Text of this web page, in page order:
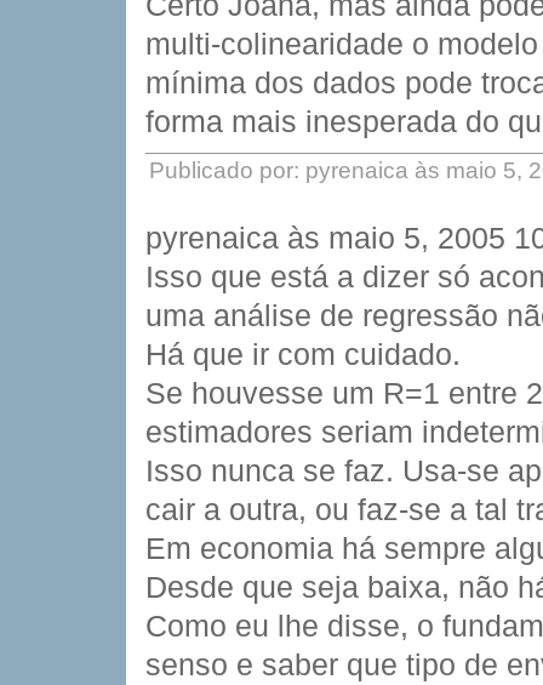
multi-colinearidade o
mínima dos dados pode
forma mais inesperada do
Publicado por: pyrenaica às maio 5,
pyrenaica às maio 5, 2005
Isso que está a dizer só
uma análise de regressão
Há que ir com cuidado.
Se houvesse um R=1 entre
estimadores seriam
Isso nunca se faz. Usa-se
cair a outra, ou faz-se a tal
Em economia há sempre
Desde que seja baixa, não
Como eu lhe disse, o
senso e saber que tipo de